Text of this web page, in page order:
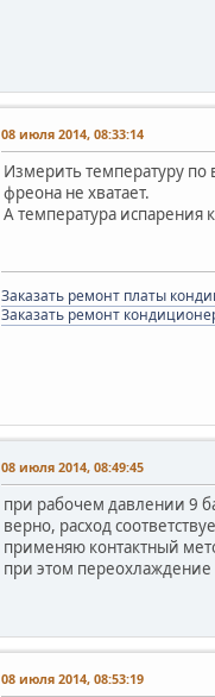
08 июля 2014, 08:33:14
Измерить температуру по
фреона не хватает.
А температура испарения
Заказать ремонт платы
Заказать ремонт
08 июля 2014, 08:49:45
при рабочем давлении 9
верно, расход
применяю контактный
при этом переохлаждение
08 июля 2014, 08:53:19